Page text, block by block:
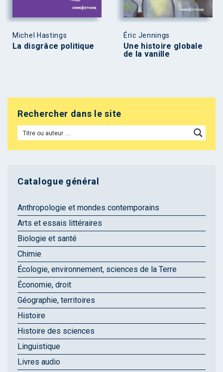
Michel Hastings
La disgrâce politique
Éric Jennings
Une histoire globale
de la vanille
Rechercher dans le site
Catalogue général
Anthropologie et mondes contemporains
Arts et essais littéraires
Biologie et santé
Chimie
Écologie, environnement, sciences de la Terre
Économie, droit
Géographie, territoires
Histoire
Histoire des sciences
Linguistique
Livres audio